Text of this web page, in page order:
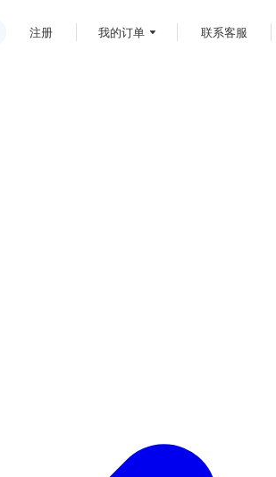
注册 我的订单 联系客服